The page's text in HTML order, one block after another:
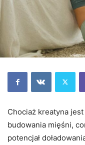
Chociaż kreatyna
budowania mięśni,
potencjał